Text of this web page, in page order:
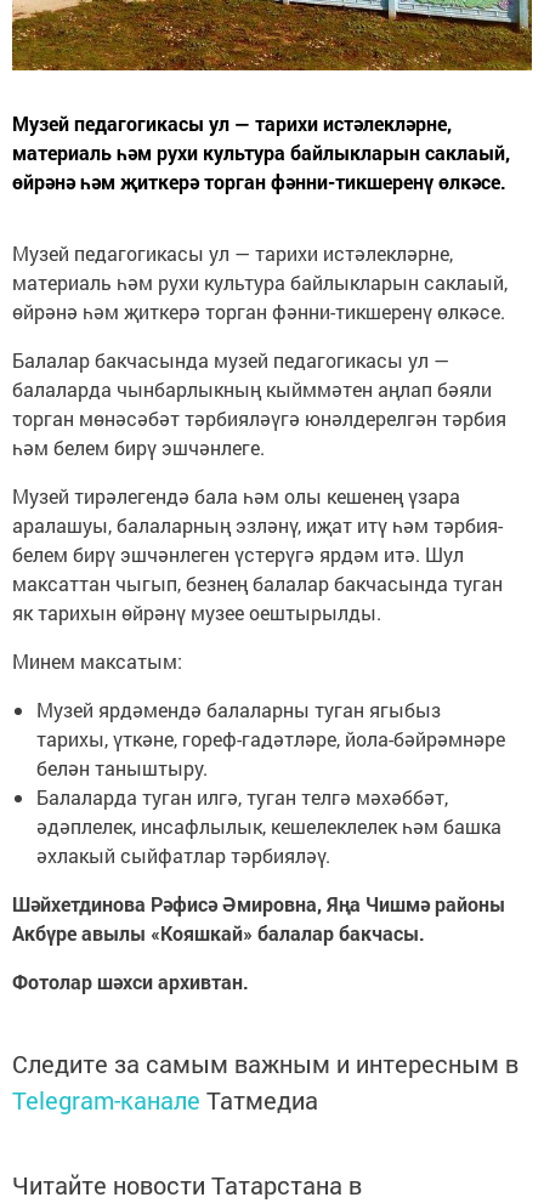
Музей педагогикасы ул — тарихи истәлекләрне,
материаль һәм рухи культура байлыкларын саклаый,
өйрәнә һәм җиткерә торган фәнни-тикшеренү өлкәсе.
Музей педагогикасы ул — тарихи истәлекләрне,
материаль һәм рухи культура байлыкларын саклаый,
өйрәнә һәм җиткерә торган фәнни-тикшеренү өлкәсе.
Балалар бакчасында музей педагогикасы ул —
балаларда чынбарлыкның кыйммәтен аңлап бәяли
торган мөнәсәбәт тәрбияләүгә юнәлдерелгән тәрбия
һәм белем бирү эшчәнлеге.
Музей тирәлегендә бала һәм олы кешенең үзара
аралашуы, балаларның эзләнү, иҗат итү һәм тәрбия-
белем бирү эшчәнлеген үстерүгә ярдәм итә. Шул
максаттан чыгып, безнең балалар бакчасында туган
як тарихын өйрәнү музее оештырылды.
Минем максатым:
Музей ярдәмендә балаларны туган ягыбыз
тарихы, үткәне, гореф-гадәтләре, йола-бәйрәмнәре
белән таныштыру.
Балаларда туган илгә, туган телгә мәхәббәт,
әдәплелек, инсафлылык, кешелеклелек һәм башка
әхлакый сыйфатлар тәрбияләү.
Шәйхетдинова Рәфисә Әмировна, Яңа Чишмә районы
Акбүре авылы «Кояшкай» балалар бакчасы.
Фотолар шәхси архивтан.
Следите за самым важным и интересным в
Telegram-канале Татмедиа
Читайте новости Татарстана в